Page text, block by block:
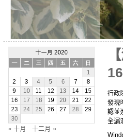
十一月 2020
一
二 三 四 五 六
日
1
2
3 4 5 6 7
8
9
10 11 12 13 14
15
16
17 18 19 20 21
22
23
24 25 26 27 28
29
30
« 十月 十二月 »
行政
發現
認並
全漏